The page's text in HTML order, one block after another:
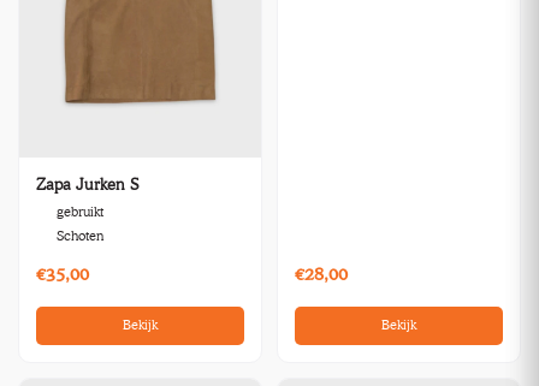
Zapa Jurken S
gebruikt
Schoten
€35,00
Bekijk
€28,00
Bekijk